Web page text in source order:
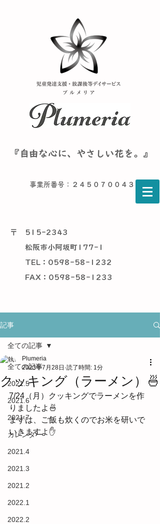
『自由な心に、やさしい花を。』
事業所番号：２４５０７００４３６
〒
515-2343
松阪市小阿坂町177-1
TEL：0598-58-1232
​ FAX：0598-58-1233
記事
全ての記事
2021.5
2021.6
2021.7
カレンダー
2021.4
2021.3
2021.2
2022.1
2022.2
全ての記事
クッキング（ラーメン）🍜
Plumeria
2023年7月28日 読了時間: 1分
7/24（月）クッキングでラーメンを作
りましたよ🍜
まずは、ご飯も炊くのでお米を研いで
いきますよ✋